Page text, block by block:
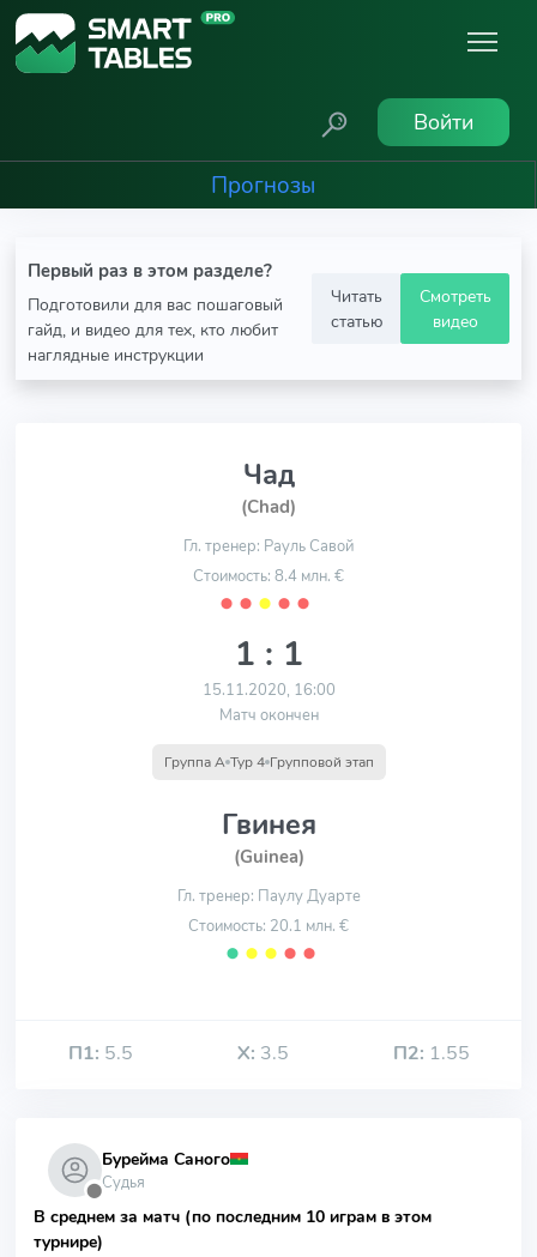
Войти
Прогнозы
Первый раз в этом разделе?
Подготовили для вас пошаговый
гайд, и видео для тех, кто любит
наглядные инструкции
Читать
статью
Смотреть
видео
Чад
(Chad)
Гл. тренер: Рауль Савой
Стоимость: 8.4 млн. €
⬤ ⬤ ⬤ ⬤ ⬤
1 : 1
15.11.2020, 16:00
Матч окончен
Группа A Тур 4 Групповой этап
Гвинея
(Guinea)
Гл. тренер: Паулу Дуарте
Стоимость: 20.1 млн. €
⬤ ⬤ ⬤ ⬤ ⬤
П1: 5.5 Х: 3.5 П2: 1.55
⬤
Бурейма Саного
Судья
В среднем за матч (по последним 10 играм в этом
турнире)